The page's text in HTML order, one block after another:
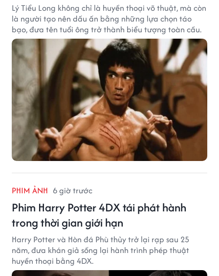
Lý Tiểu Long không chỉ là huyền thoại võ thuật, mà còn
là người tạo nên dấu ấn bằng những lựa chọn táo
bạo, đưa tên tuổi ông trở thành biểu tượng toàn cầu.
PHIM ẢNH 6 giờ trước
Phim Harry Potter 4DX tái phát hành
trong thời gian giới hạn
Harry Potter và Hòn đá Phù thủy trở lại rạp sau 25
năm, đưa khán giả sống lại hành trình phép thuật
huyền thoại bằng 4DX.